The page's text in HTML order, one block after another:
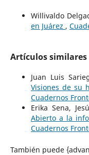
Willivaldo
en Juárez ,
Artículos similares
Juan Luis
Visiones de su
Cuadernos
Erika Sena,
Abierto a la
Cuadernos
También puede